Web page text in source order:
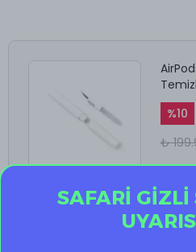
%10
₺
SAFARİ GİZLİ